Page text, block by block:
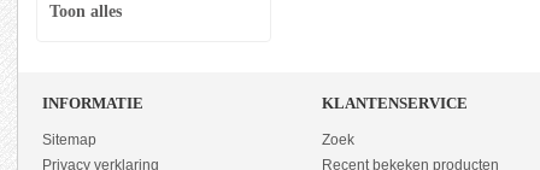
Toon alles
INFORMATIE
Sitemap
Privacy verklaring
KLANTENSERVICE
Zoek
Recent bekeken producten